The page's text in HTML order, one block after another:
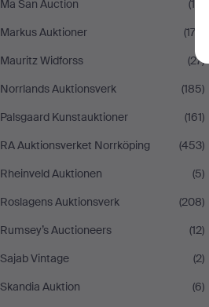
Ma San Auction
(14)
Markus Auktioner
(173)
Mauritz Widforss
(27)
Norrlands Auktionsverk
(185)
Palsgaard Kunstauktioner
(161)
RA Auktionsverket Norrköping
(453)
Rheinveld Auktionen
(5)
Roslagens Auktionsverk
(208)
Rumsey’s Auctioneers
(12)
Sajab Vintage
(2)
Skandia Auktion
(6)